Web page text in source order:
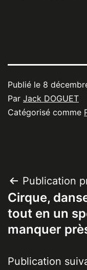
Publié le 8
Par Jack DOGUET
Catégorisé comme
de
l’article
Publication
Cirque,
tout en un
manquer
Publication